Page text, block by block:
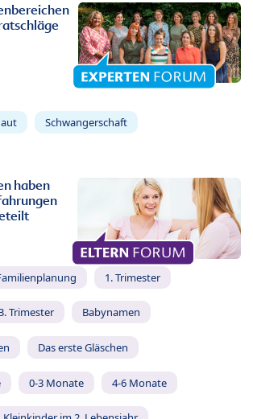
Schwangerschaft
haben
1. Trimester
Trimester Babynamen
Das erste Gläschen
0-3 Monate 4-6 Monate